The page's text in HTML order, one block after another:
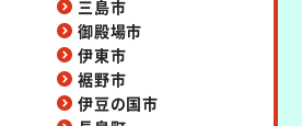
三島市
御殿場市
伊東市
裾野市
伊豆の国市